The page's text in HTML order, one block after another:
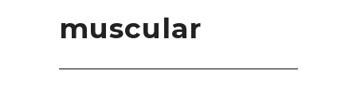
muscular